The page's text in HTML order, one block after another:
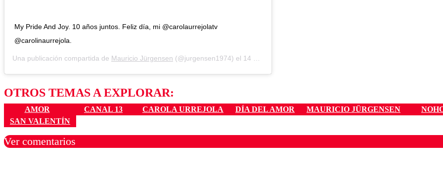
My Pride And Joy. 10 años juntos. Feliz día, mi @carolaurrejolatv
@carolinaurrejola.
Una publicación compartida de Mauricio Jürgensen (@jurgensen1974) el 14 Feb, 2019 a las 6:15 PST
OTROS TEMAS A EXPLORAR:
AMOR CANAL 13 CAROLA URREJOLA DÍA DEL AMOR MAURICIO JÜRGENSEN
SAN VALENTÍN
Ver comentarios